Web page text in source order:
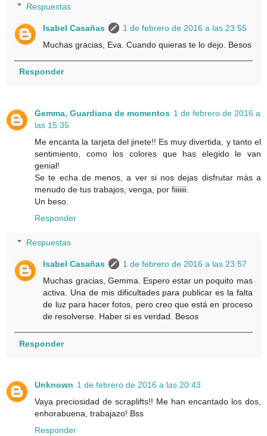
Respuestas
Isabel Casañas
1 de febrero de 2016 a las 23:55
Muchas gracias, Eva. Cuando quieras te lo dejo. Besos
Responder
Gemma, Guardiana de momentos 1 de febrero de 2016 a
las 15:35
Me encanta la tarjeta del jinete!! Es muy divertida, y tanto el
sentimiento, como los colores que has elegido le van
genial!
Se te echa de menos, a ver si nos dejas disfrutar más a
menudo de tus trabajos, venga, por fiiiiiii.
Un beso.
Responder
Respuestas
Isabel Casañas
1 de febrero de 2016 a las 23:57
Muchas gracias, Gemma. Espero estar un poquito mas
activa. Una de mis dificultades para publicar es la falta
de luz para hacer fotos, pero creo que está en proceso
de resolverse. Haber si es verdad. Besos
Responder
Unknown 1 de febrero de 2016 a las 20:43
Vaya preciosidad de scraplifts!! Me han encantado los dos,
enhorabuena, trabajazo! Bss
Responder